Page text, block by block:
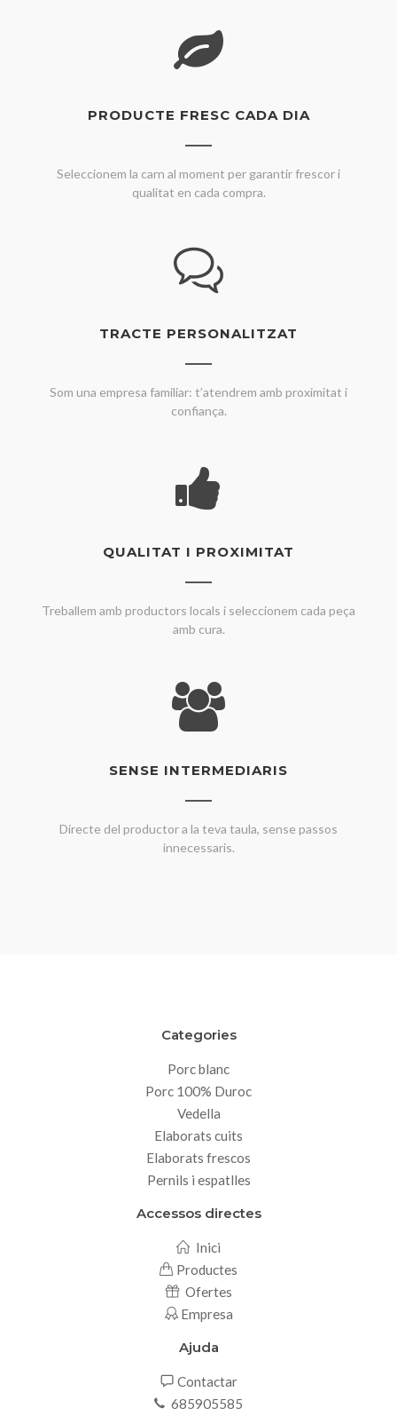
PRODUCTE FRESC CADA DIA
Seleccionem la carn al moment per garantir frescor i
qualitat en cada compra.
TRACTE PERSONALITZAT
Som una empresa familiar: t’atendrem amb proximitat i
confiança.
QUALITAT I PROXIMITAT
Treballem amb productors locals i seleccionem cada peça
amb cura.
SENSE INTERMEDIARIS
Directe del productor a la teva taula, sense passos
innecessaris.
Categories
Porc blanc
Porc 100% Duroc
Vedella
Elaborats cuits
Elaborats frescos
Pernils i espatlles
Accessos directes
Inici
Productes
Ofertes
Empresa
Ajuda
Contactar
685905585